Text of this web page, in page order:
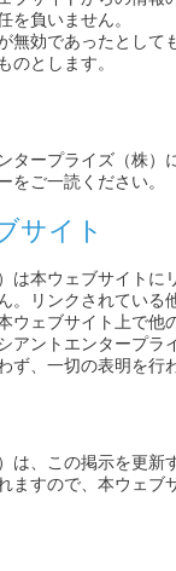
を負いません。
無効であったとし
のとします。
タープライズ（株
をご一読ください。
サイト
は本ウェブサイト
。リンクされてい
ウェブサイト上で
アントエンタープ
ず、一切の表明を行
は、この掲示を更
ますので、本ウェ